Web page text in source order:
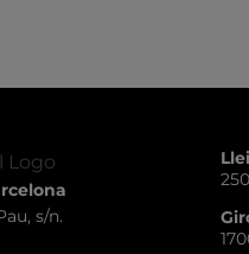
s/n.